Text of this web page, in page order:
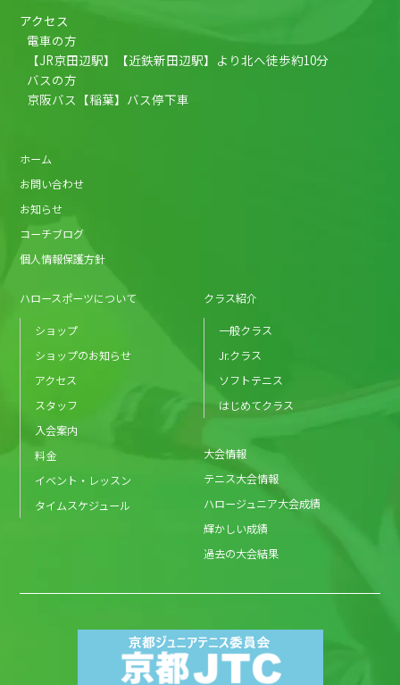
アクセス
電車の方
【JR京田辺駅】【近鉄新田辺駅】より北へ徒歩約10分
バスの方
京阪バス【稲葉】バス停下車
ホーム
お問い合わせ
お知らせ
コーチブログ
個人情報保護方針
ハロースポーツについて
ショップ
ショップのお知らせ
アクセス
スタッフ
入会案内
料金
イベント・レッスン
タイムスケジュール
クラス紹介
一般クラス
Jr.クラス
ソフトテニス
はじめてクラス
大会情報
テニス大会情報
ハロージュニア大会成績
輝かしい成績
過去の大会結果